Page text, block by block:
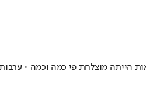
מוצלחת פי כמה וכמה •